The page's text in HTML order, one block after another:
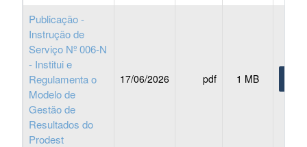
Publicação -
Instrução de
Serviço Nº 006-N
- Institui e
Regulamenta o
Modelo de
Gestão de
Resultados do
Prodest
17/06/2026 pdf 1 MB